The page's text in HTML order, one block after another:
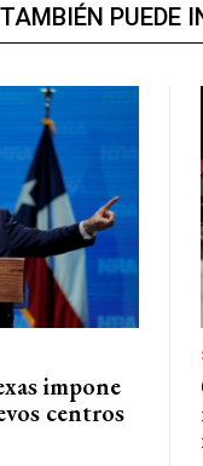
TAMBIÉN PUEDE
impone
centros